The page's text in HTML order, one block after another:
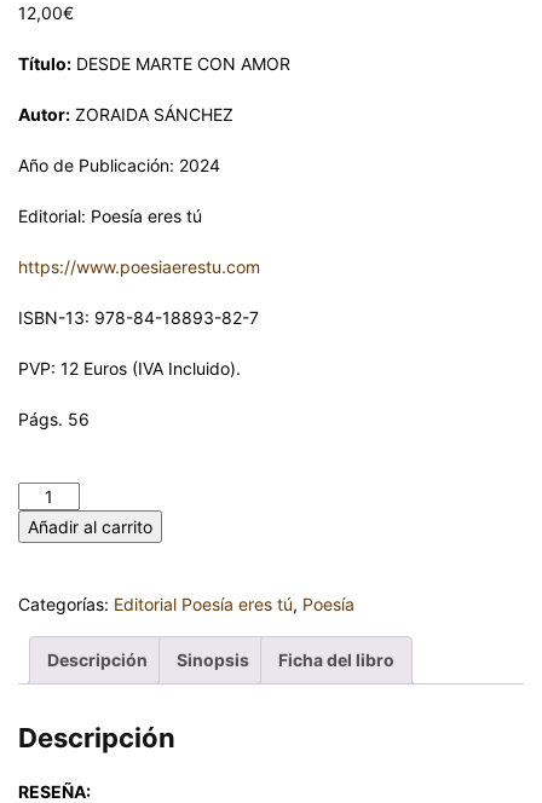
12,00€
Título: DESDE MARTE CON AMOR
Autor: ZORAIDA SÁNCHEZ
Año de Publicación: 2024
Editorial: Poesía eres tú
https://www.poesiaerestu.com
ISBN-13: 978-84-18893-82-7
PVP: 12 Euros (IVA Incluido).
Págs. 56
Añadir al carrito
Categorías: Editorial Poesía eres tú, Poesía
Descripción Sinopsis Ficha del libro
Descripción
RESEÑA: